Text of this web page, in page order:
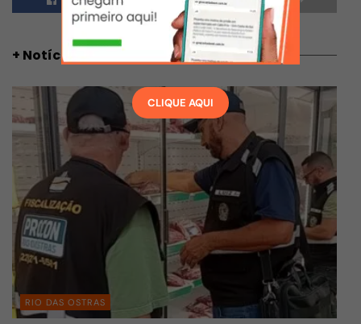
+ Notícias
RIO DAS OSTRAS
CLIQUE AQUI